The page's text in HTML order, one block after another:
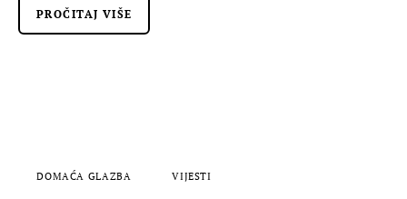
PROČITAJ VIŠE
DOMAĆA GLAZBA VIJESTI